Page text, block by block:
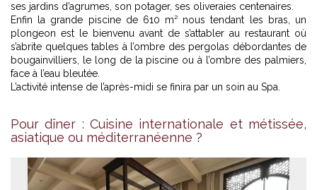
ses jardins d’agrumes, son potager, ses oliveraies centenaires.
Enfin la grande piscine de 610 m² nous tendant les bras, un
plongeon est le bienvenu avant de s’attabler au restaurant où
s’abrite quelques tables à l’ombre des pergolas débordantes de
bougainvilliers, le long de la piscine ou à l’ombre des palmiers,
face à l’eau bleutée.
L’activité intense de l’après-midi se finira par un soin au Spa.
Pour dîner : Cuisine internationale et métissée,
asiatique ou méditerranéenne ?